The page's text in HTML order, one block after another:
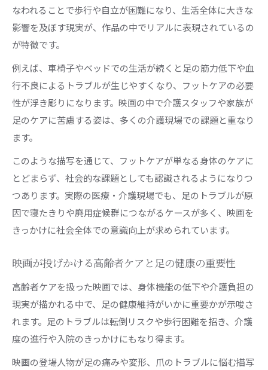
なわれることで歩行や自立が困難になり、生活全体に大きな
影響を及ぼす現実が、作品の中でリアルに表現されているの
が特徴です。
例えば、車椅子やベッドでの生活が続くと足の筋力低下や血
行不良によるトラブルが生じやすくなり、フットケアの必要
性が浮き彫りになります。映画の中で介護スタッフや家族が
足のケアに苦慮する姿は、多くの介護現場での課題と重なり
ます。
このような描写を通じて、フットケアが単なる身体のケアに
とどまらず、社会的な課題としても認識されるようになりつ
つあります。実際の医療・介護現場でも、足のトラブルが原
因で寝たきりや廃用症候群につながるケースが多く、映画を
きっかけに社会全体での意識向上が求められています。
映画が投げかける高齢者ケアと足の健康の重要性
高齢者ケアを扱った映画では、身体機能の低下や介護負担の
現実が描かれる中で、足の健康維持がいかに重要かが示唆さ
れます。足のトラブルは転倒リスクや歩行困難を招き、介護
度の進行や入院のきっかけにもなり得ます。
映画の登場人物が足の痛みや変形、爪のトラブルに悩む描写